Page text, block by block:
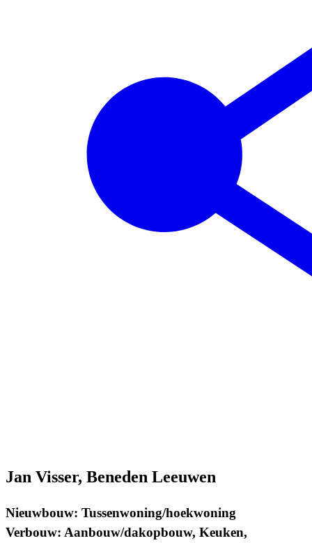
Jan Visser, Beneden Leeuwen
Nieuwbouw: Tussenwoning/hoekwoning
Verbouw: Aanbouw/dakopbouw, Keuken,